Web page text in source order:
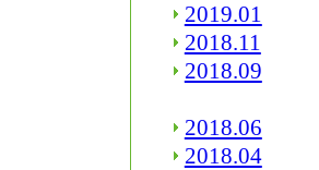
2019.01
2018.11
2018.09
2018.06
2018.04